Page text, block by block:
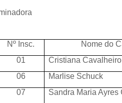
Nº Insc.
Nome do
01
Cristiana
06
Marlise Schuck
07
Sandra Maria Ayres